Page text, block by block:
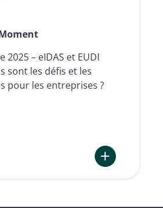
2025 – eIDAS et EUDI
sont les défis et les
pour les entreprises ?